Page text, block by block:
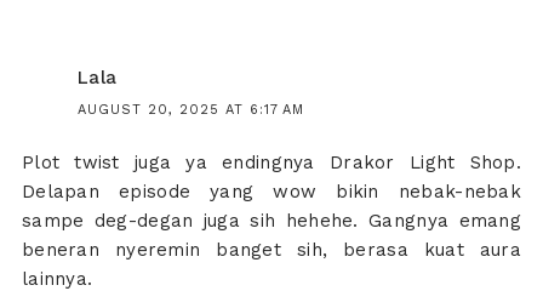
Lala
AUGUST 20, 2025 AT 6:17 AM
Plot twist juga ya endingnya Drakor Light Shop.
Delapan episode yang wow bikin nebak-nebak
sampe deg-degan juga sih hehehe. Gangnya emang
beneran nyeremin banget sih, berasa kuat aura
lainnya.